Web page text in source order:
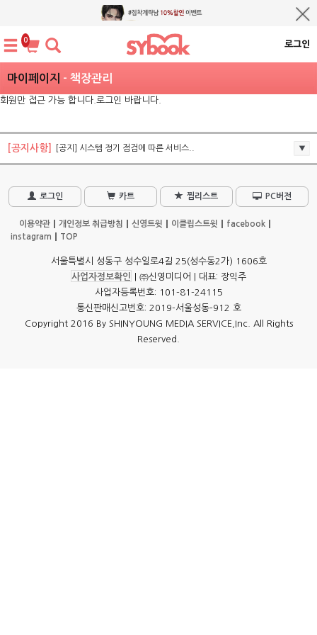
0 로그인
마이페이지 - 책장관리
회원만 접근 가능 합니다.로그인 바랍니다.
[공지사항] [공지] 시스템 정기 점검에 따른 서비스..
로그인 카트 찜리스트 PC버전
이용약관 개인정보 취급방침 신영트윗 이클립스트윗
facebook
instagram
TOP
서울특별시 성동구 성수일로4길 25(성수동2가) 1606호
사업자정보확인
| ㈜신영미디어 | 대표: 장익주
사업자등록번호: 101-81-24115
통신판매신고번호: 2019-서울성동-912 호
Copyright 2016 By SHINYOUNG MEDIA SERVICE,Inc. All Rights
Reserved.